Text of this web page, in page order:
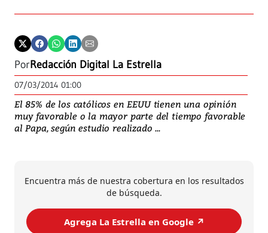
PorRedacción Digital La Estrella
07/03/2014 01:00
El 85% de los católicos en EEUU tienen una opinión
muy favorable o la mayor parte del tiempo favorable
al Papa, según estudio realizado ...
Encuentra más de nuestra cobertura en los resultados
de búsqueda.
Agrega La Estrella en Google ↗️